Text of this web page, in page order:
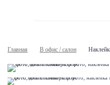
Главная В офис / салон